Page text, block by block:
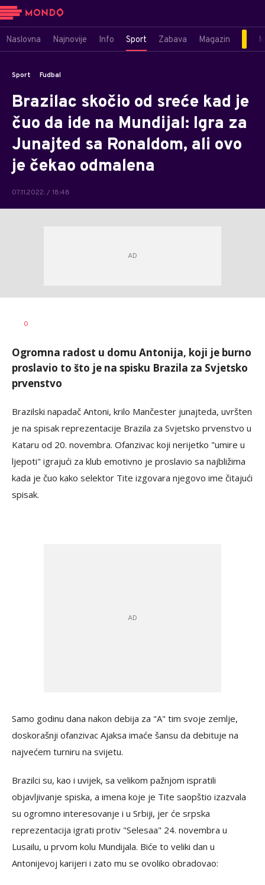
Naslovna Najnovije Info Sport Zabava Magazin
Sport Fudbal
Brazilac skočio od sreće kad je
čuo da ide na Mundijal: Igra za
Junajted sa Ronaldom, ali ovo
je čekao odmalena
07.11.2022. / 18:48
AUTOR
0
Ogromna radost u domu Antonija, koji je burno
proslavio to što je na spisku Brazila za Svjetsko
prvenstvo
Brazilski napadač Antoni, krilo Mančester junajteda, uvršten
je na spisak reprezentacije Brazila za Svjetsko prvenstvo u
Kataru od 20. novembra. Ofanzivac koji nerijetko "umire u
ljepoti" igrajući za klub emotivno je proslavio sa najbližima
kada je čuo kako selektor Tite izgovara njegovo ime čitajući
spisak.
Samo godinu dana nakon debija za "A" tim svoje zemlje,
doskorašnji ofanzivac Ajaksa imaće šansu da debituje na
najvećem turniru na svijetu.
Brazilci su, kao i uvijek, sa velikom pažnjom ispratili
objavljivanje spiska, a imena koje je Tite saopštio izazvala
su ogromno interesovanje i u Srbiji, jer će srpska
reprezentacija igrati protiv "Selesaa" 24. novembra u
Lusailu, u prvom kolu Mundijala. Biće to veliki dan u
Antonijevoj karijeri i zato mu se ovoliko obradovao: